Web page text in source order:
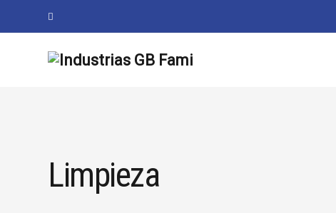
Limpieza